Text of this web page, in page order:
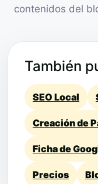
contenidos del
También
SEO Local
Creación de
Ficha de
Precios